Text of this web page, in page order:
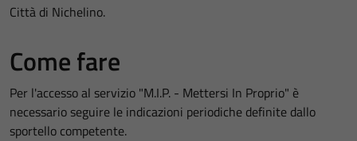
Città di Nichelino.
Come fare
Per l'accesso al servizio "M.I.P. - Mettersi In Proprio" è
necessario seguire le indicazioni periodiche definite dallo
sportello competente.